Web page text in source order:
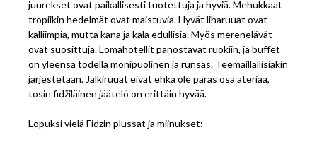
juurekset ovat paikallisesti tuotettuja ja hyviä. Mehukkaat
tropiikin hedelmät ovat maistuvia. Hyvät liharuuat ovat
kalliimpia, mutta kana ja kala edullisia. Myös merenelävät
ovat suosittuja. Lomahotellit panostavat ruokiin, ja buffet
on yleensä todella monipuolinen ja runsas. Teemaillallisiakin
järjestetään. Jälkiruuat eivät ehkä ole paras osa ateriaa,
tosin fidžiläinen jäätelö on erittäin hyvää.
Lopuksi vielä Fidzin plussat ja miinukset: